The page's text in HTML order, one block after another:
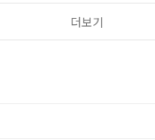
신 변경사항과 그 경제적 영향에
더보기